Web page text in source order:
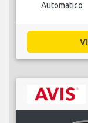
Automatico